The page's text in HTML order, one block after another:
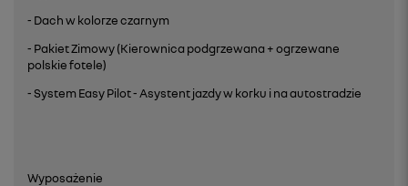
- Dach w kolorze czarnym
- Pakiet Zimowy (Kierownica podgrzewana + ogrzewane
polskie fotele)
- System Easy Pilot - Asystent jazdy w korku i na autostradzie
Wyposażenie